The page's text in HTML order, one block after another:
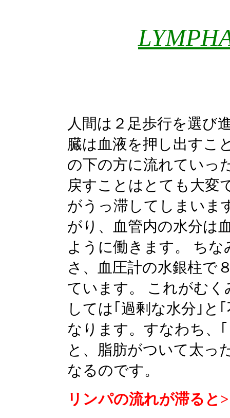
人間は２足歩行を選び
臓は血液を押し出すこ
の下の方に流れていっ
戻すことはとても大変
がうっ滞してしまいま
がり、血管内の水分は
ように働きます。
ちな
さ、血圧計の水銀柱で
ています。
これがむく
しては｢過剰な水分｣と
なります。すなわち、
と、脂肪がついて太っ
なるのです。
リンパの流れが滞ると>